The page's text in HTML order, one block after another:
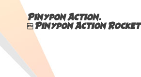
Pinypon Action.
 Pinypon Action Rocket